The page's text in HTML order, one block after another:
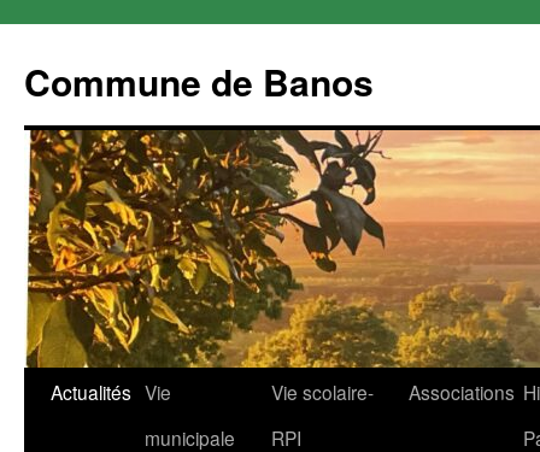
Commune de Banos
Aller
Actualités Vie
municipale
Vie scolaire-
RPI
Associations